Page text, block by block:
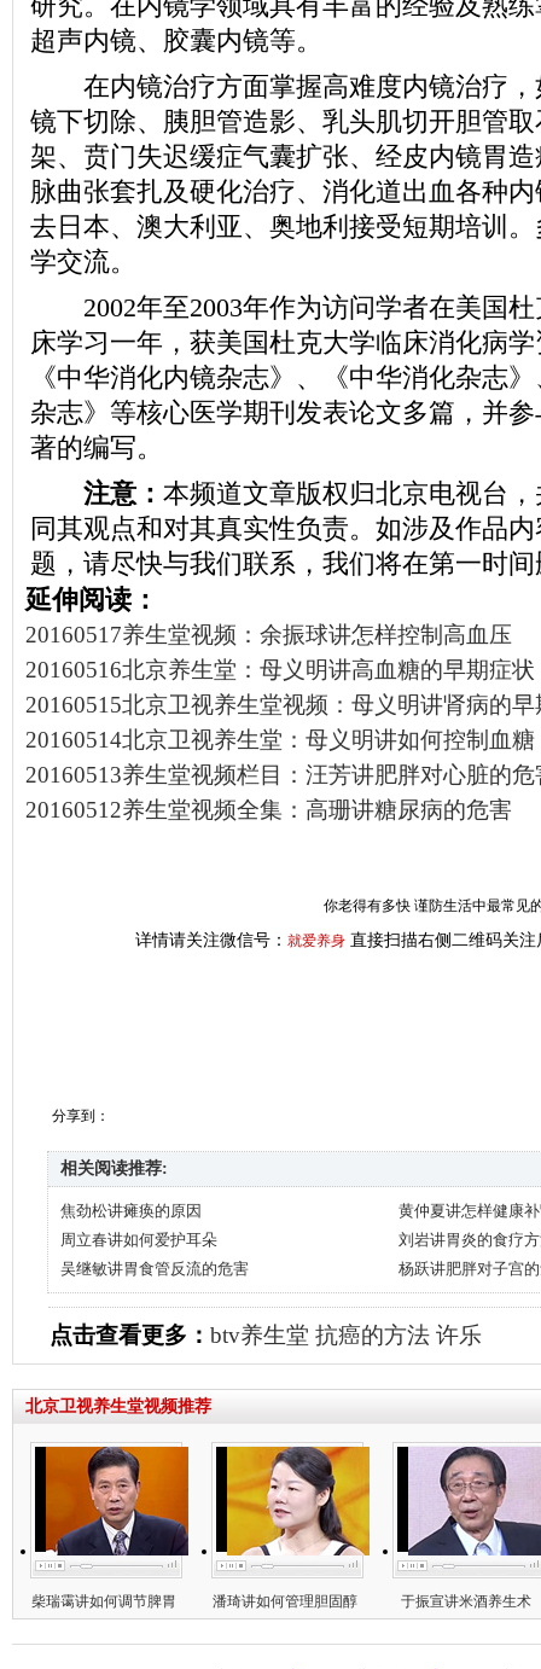
超声内镜、胶囊内镜等。
在内镜治疗方面掌握高难度内镜治疗，
镜下切除、胰胆管造影、乳头肌切开胆管
架、贲门失迟缓症气囊扩张、经皮内镜胃
脉曲张套扎及硬化治疗、消化道出血各种
去日本、澳大利亚、奥地利接受短期培训
学交流。
2002年至2003年作为访问学者在美国杜
床学习一年，获美国杜克大学临床消化病
《中华消化内镜杂志》、《中华消化杂志
杂志》等核心医学期刊发表论文多篇，并
著的编写。
注意： 本频道文章版权归北京电视台
同其观点和对其真实性负责。如涉及作品
题，请尽快与我们联系，我们将在第一时
延伸阅读：
20160517养生堂视频：余振球讲怎样控制高血压
20160516北京养生堂：母义明讲高血糖的早期症状
20160515北京卫视养生堂视频：母义明讲肾病的
20160514北京卫视养生堂：母义明讲如何控制血糖
20160513养生堂视频栏目：汪芳讲肥胖对心脏的危
20160512养生堂视频全集：高珊讲糖尿病的危害
你老得有多快 谨防生活中最常见
详情请关注微信号： 就爱养身 直接扫描右侧二维码关注
分享到：
相关阅读推荐:
焦劲松讲瘫痪的原因
黄仲夏讲怎样健康
周立春讲如何爱护耳朵
刘岩讲胃炎的食疗
吴继敏讲胃食管反流的危害
杨跃讲肥胖对子宫
点击查看更多： btv养生堂 抗癌的方法 许乐
北京卫视养生堂视频推荐
柴瑞霭讲如何调节脾胃 潘琦讲如何管理胆固醇 于振宣讲米酒养生术